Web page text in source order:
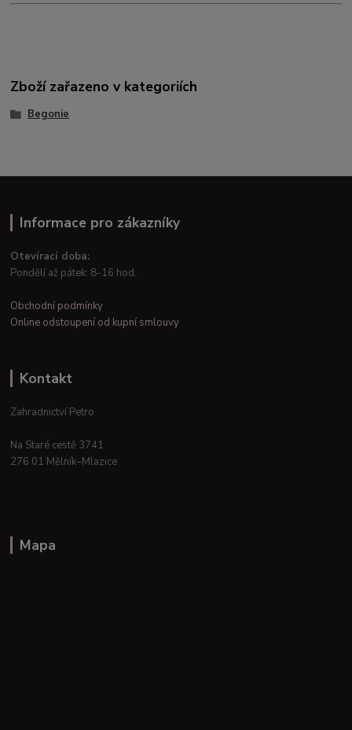
Zboží zařazeno v kategoriích
Begonie
Informace pro zákazníky
Otevírací doba:
Pondělí až pátek: 8-16 hod.
Obchodní podmínky
Online odstoupení od kupní smlouvy
Kontakt
Zahradnictví Petro
Na Staré cestě 3741
276 01 Mělník–Mlazice
Mapa